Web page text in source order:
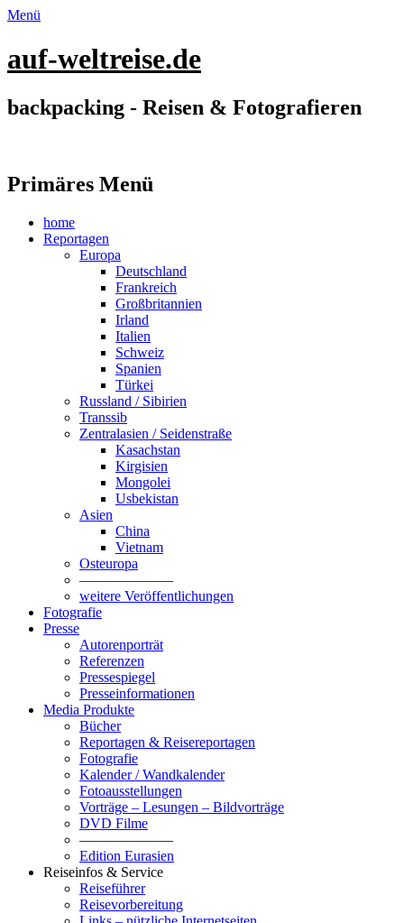
Menü
auf-weltreise.de
backpacking - Reisen & Fotografieren
Primäres Menü
Zum
Inhalt
home
Reportagen
Europa
Deutschland
Frankreich
Großbritannien
Irland
Italien
Schweiz
Spanien
Türkei
Russland / Sibirien
Transsib
Zentralasien / Seidenstraße
Kasachstan
Kirgisien
Mongolei
Usbekistan
Asien
China
Vietnam
Osteuropa
——————–
weitere Veröffentlichungen
Fotografie
Presse
Autorenporträt
Referenzen
Pressespiegel
Presseinformationen
Media Produkte
Bücher
Reportagen & Reisereportagen
Fotografie
Kalender / Wandkalender
Fotoausstellungen
Vorträge – Lesungen – Bildvorträge
DVD Filme
——————–
Edition Eurasien
Reiseinfos & Service
Reiseführer
Reisevorbereitung